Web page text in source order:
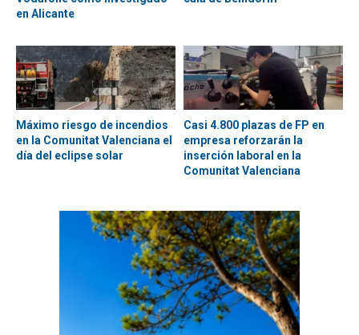
en Alicante
Máximo riesgo de incendios
en la Comunitat Valenciana el
día del eclipse solar
Casi 4.800 plazas de FP en
empresa reforzarán la
inserción laboral en la
Comunitat Valenciana